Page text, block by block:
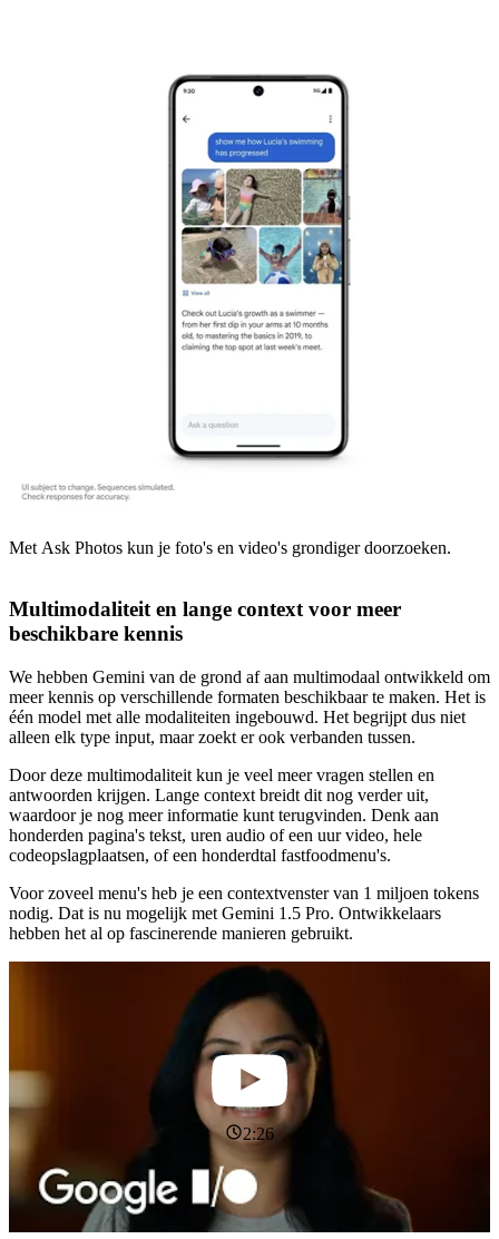
Met Ask Photos kun je foto's en video's grondiger doorzoeken.
Multimodaliteit en lange context voor meer
beschikbare kennis
We hebben Gemini van de grond af aan multimodaal ontwikkeld om
meer kennis op verschillende formaten beschikbaar te maken. Het is
één model met alle modaliteiten ingebouwd. Het begrijpt dus niet
alleen elk type input, maar zoekt er ook verbanden tussen.
Door deze multimodaliteit kun je veel meer vragen stellen en
antwoorden krijgen. Lange context breidt dit nog verder uit,
waardoor je nog meer informatie kunt terugvinden. Denk aan
honderden pagina's tekst, uren audio of een uur video, hele
codeopslagplaatsen, of een honderdtal fastfoodmenu's.
Voor zoveel menu's heb je een contextvenster van 1 miljoen tokens
nodig. Dat is nu mogelijk met Gemini 1.5 Pro. Ontwikkelaars
hebben het al op fascinerende manieren gebruikt.
2:26